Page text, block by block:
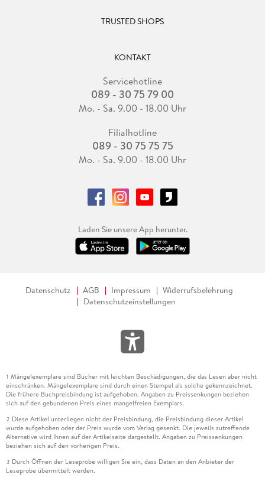
TRUSTED SHOPS
KONTAKT
Servicehotline
089 - 30 75 79 00
Mo. - Sa. 9.00 - 18.00 Uhr
Filialhotline
089 - 30 75 75 75
Mo. - Sa. 9.00 - 18.00 Uhr
Laden Sie unsere App herunter.
Datenschutz AGB Impressum
Widerrufsbelehrung
Datenschutzeinstellungen
1 Mängelexemplare sind Bücher mit leichten Beschädigungen, die das Lesen aber nicht
einschränken. Mängelexemplare sind durch einen Stempel als solche gekennzeichnet.
Die frühere Buchpreisbindung ist aufgehoben. Angaben zu Preissenkungen beziehen
sich auf den gebundenen Preis eines mangelfreien Exemplars.
2 Diese Artikel unterliegen nicht der Preisbindung, die Preisbindung dieser Artikel
wurde aufgehoben oder der Preis wurde vom Verlag gesenkt. Die jeweils zutreffende
Alternative wird Ihnen auf der Artikelseite dargestellt. Angaben zu Preissenkungen
beziehen sich auf den vorherigen Preis.
3 Durch Öffnen der Leseprobe willigen Sie ein, dass Daten an den Anbieter der
Leseprobe übermittelt werden.